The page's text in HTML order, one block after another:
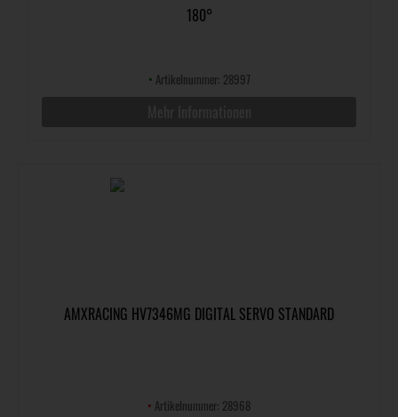
180°
• Artikelnummer: 28997
AMXRACING HV7346MG DIGITAL SERVO STANDARD
• Artikelnummer: 28968